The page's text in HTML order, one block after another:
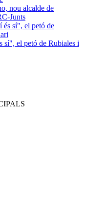
nou alcalde de
Junts
sí", el petó de Rubiales i